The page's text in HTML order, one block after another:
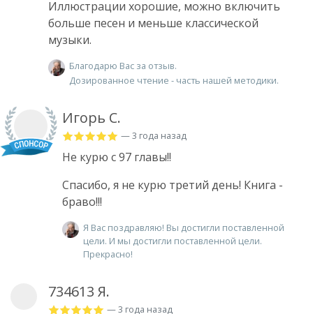
Иллюстрации хорошие, можно включить
больше песен и меньше классической
музыки.
Благодарю Вас за отзыв.
Дозированное чтение - часть нашей методики.
Игорь С.
— 3 года назад
Не курю с 97 главы!!
Спасибо, я не курю третий день! Книга -
браво!!!
Я Вас поздравляю! Вы достигли поставленной
цели. И мы достигли поставленной цели.
Прекрасно!
734613 Я.
— 3 года назад